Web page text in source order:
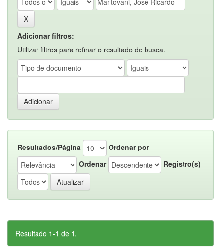
Adicionar filtros:
Utilizar filtros para refinar o resultado de busca.
Resultados/Página
Ordenar por
Ordenar
Registro(s)
Resultado 1-1 de 1.